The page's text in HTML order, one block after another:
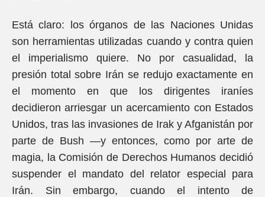
Está claro: los órganos de las Naciones Unidas
son herramientas utilizadas cuando y contra quien
el imperialismo quiere. No por casualidad, la
presión total sobre Irán se redujo exactamente en
el momento en que los dirigentes iraníes
decidieron arriesgar un acercamiento con Estados
Unidos, tras las invasiones de Irak y Afganistán por
parte de Bush —y entonces, como por arte de
magia, la Comisión de Derechos Humanos decidió
suspender el mandato del relator especial para
Irán. Sin embargo, cuando el intento de